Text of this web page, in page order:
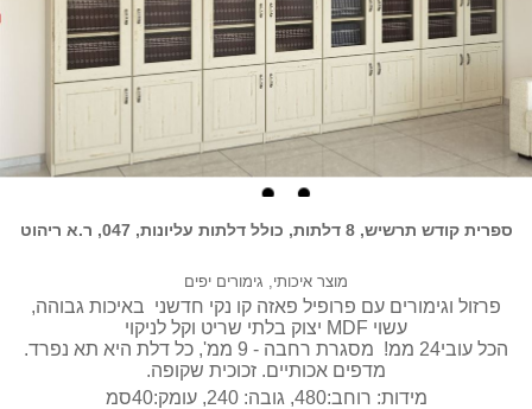
ספרית קודש תרשיש, 8 דלתות, כולל דלתות עליונות, 047, ר.א ריהוט
מוצר איכותי, גימורים יפים
פרזול וגימורים עם פרופיל פאזה קו נקי חדשני באיכות גבוהה,
עשוי MDF יצוק בלתי שריט וקל לניקוי
הכל עובי24 ממ! מסגרת רחבה - 9 ממ', כל דלת היא תא נפרד.
מדפים אכותיים. זכוכית שקופה.
מידות: רוחב:480, גובה: 240, עומק:40סמ